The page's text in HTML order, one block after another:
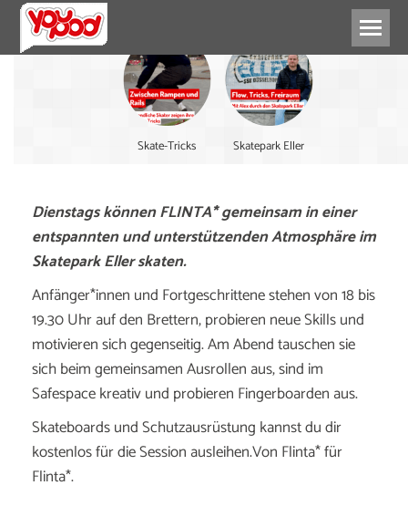
Skate-Tricks Skatepark Eller
Dienstags können FLINTA* gemeinsam in einer
entspannten und unterstützenden Atmosphäre im
Skatepark Eller skaten.
Anfänger*innen und Fortgeschrittene stehen von 18 bis
19.30 Uhr auf den Brettern, probieren neue Skills und
motivieren sich gegenseitig. Am Abend tauschen sie
sich beim gemeinsamen Ausrollen aus, sind im
Safespace kreativ und probieren Fingerboarden aus.
Skateboards und Schutzausrüstung kannst du dir
kostenlos für die Session ausleihen.Von Flinta* für
Flinta*.